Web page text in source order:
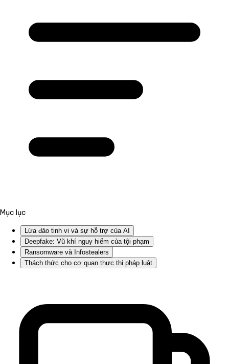
Mục lục
Lừa đảo tinh vi và sự hỗ trợ của AI
Deepfake: Vũ khí nguy hiểm của tội phạm
Ransomware và Infostealers
Thách thức cho cơ quan thực thi pháp luật